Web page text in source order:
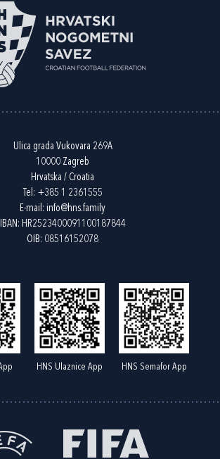
Ulica grada Vukovara 269A
10000 Zagreb
Hrvatska / Croatia
Tel: +385 1 2361555
E-mail: info@hns.family
IBAN: HR2523400091100187844
OIB: 08516152078
HNS Ulaznice App HNS Semafor App